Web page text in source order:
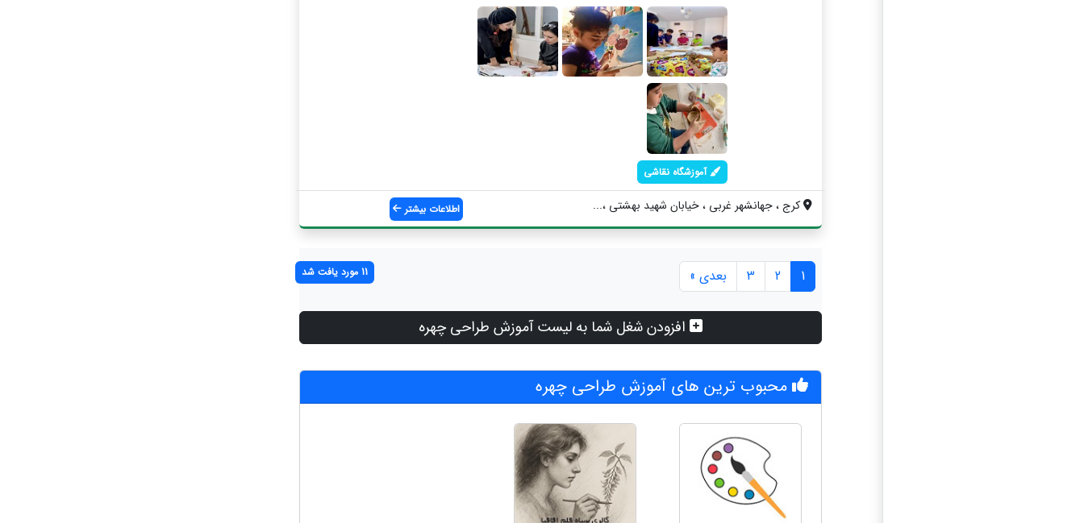
آموزشگاه نقاشی
کرج ، جهانشهر غربی ، خیابان شهید بهشتی ،... اطلاعات بیشتر
1
2
3 بعدی » 11 مورد یافت شد
افزودن شغل شما به لیست آموزش طراحی چهره
محبوب ترین های آموزش طراحی چهره